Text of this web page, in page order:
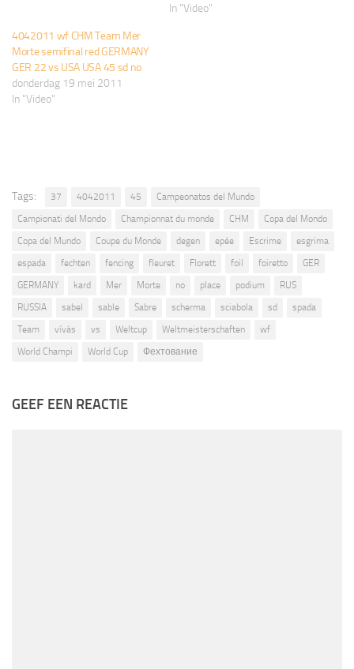
In "Video"
4042011 wf CHM Team Mer
Morte semifinal red GERMANY
GER 22 vs USA USA 45 sd no
donderdag 19 mei 2011
In "Video"
Tags: 37 4042011 45
Campeonatos del Mundo
Campionati del Mondo
Championnat du monde CHM
Copa del Mondo
Copa del Mundo
Coupe du Monde degen epée Escrime
esgrima
espada
fechten fencing fleuret Florett foil foiretto
GER
GERMANY
kard Mer Morte no place podium
RUS
RUSSIA
sabel sable Sabre scherma sciabola sd
spada
Team
vívás vs Weltcup Weltmeisterschaften
wf
World Champi
World Cup Фехтование
GEEF EEN REACTIE